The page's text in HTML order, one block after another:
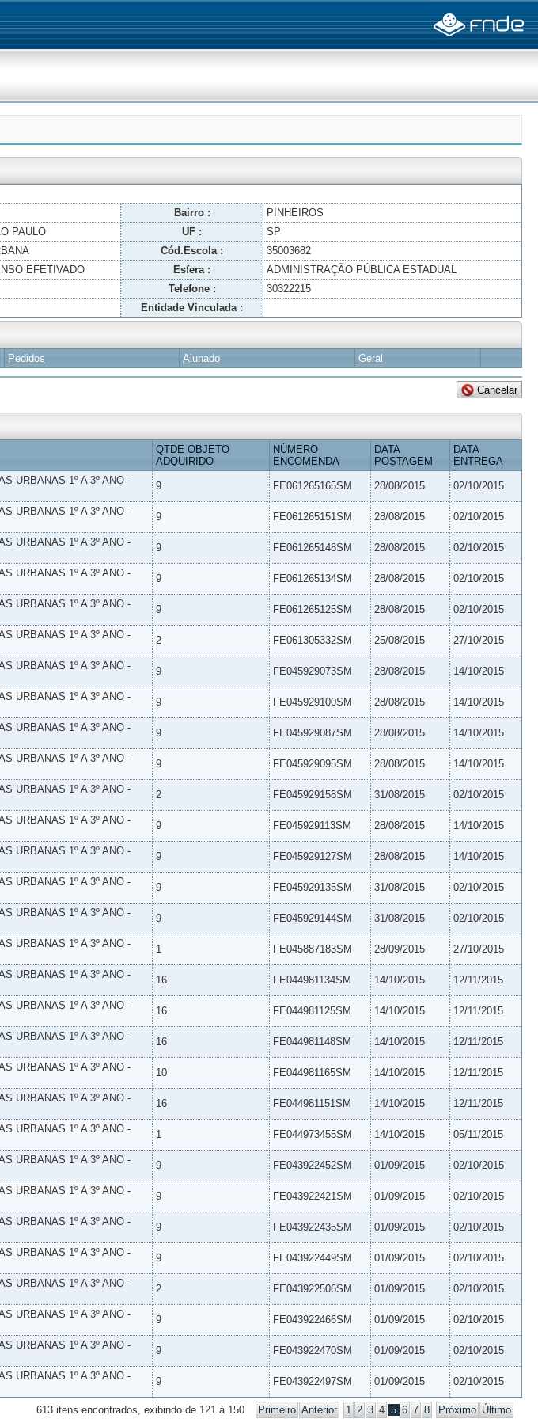
Bairro :
PINHEIROS
PAULO UF :
SP
Cód.Escola :
35003682
EFETIVADO Esfera :
ADMINISTRAÇÃO PÚBLICA ESTADUAL
Telefone :
30322215
Entidade Vinculada :
Pedidos Alunado Geral
QTDE OBJETO
ADQUIRIDO
NÚMERO
ENCOMENDA
DATA
POSTAGEM
DATA
ENTREGA
URBANAS 1º A 3º ANO -
9 FE061265165SM 28/08/2015 02/10/2015
URBANAS 1º A 3º ANO -
9 FE061265151SM 28/08/2015 02/10/2015
URBANAS 1º A 3º ANO -
9 FE061265148SM 28/08/2015 02/10/2015
URBANAS 1º A 3º ANO -
9 FE061265134SM 28/08/2015 02/10/2015
URBANAS 1º A 3º ANO -
9 FE061265125SM 28/08/2015 02/10/2015
URBANAS 1º A 3º ANO -
2 FE061305332SM 25/08/2015 27/10/2015
URBANAS 1º A 3º ANO -
9 FE045929073SM 28/08/2015 14/10/2015
URBANAS 1º A 3º ANO -
9 FE045929100SM 28/08/2015 14/10/2015
URBANAS 1º A 3º ANO -
9 FE045929087SM 28/08/2015 14/10/2015
URBANAS 1º A 3º ANO -
9 FE045929095SM 28/08/2015 14/10/2015
URBANAS 1º A 3º ANO -
2 FE045929158SM 31/08/2015 02/10/2015
URBANAS 1º A 3º ANO -
9 FE045929113SM 28/08/2015 14/10/2015
URBANAS 1º A 3º ANO -
9 FE045929127SM 28/08/2015 14/10/2015
URBANAS 1º A 3º ANO -
9 FE045929135SM 31/08/2015 02/10/2015
URBANAS 1º A 3º ANO -
9 FE045929144SM 31/08/2015 02/10/2015
URBANAS 1º A 3º ANO -
1 FE045887183SM 28/09/2015 27/10/2015
URBANAS 1º A 3º ANO -
16 FE044981134SM 14/10/2015 12/11/2015
URBANAS 1º A 3º ANO -
16 FE044981125SM 14/10/2015 12/11/2015
URBANAS 1º A 3º ANO -
16 FE044981148SM 14/10/2015 12/11/2015
URBANAS 1º A 3º ANO -
10 FE044981165SM 14/10/2015 12/11/2015
URBANAS 1º A 3º ANO -
16 FE044981151SM 14/10/2015 12/11/2015
URBANAS 1º A 3º ANO -
1 FE044973455SM 14/10/2015 05/11/2015
URBANAS 1º A 3º ANO -
9 FE043922452SM 01/09/2015 02/10/2015
URBANAS 1º A 3º ANO -
9 FE043922421SM 01/09/2015 02/10/2015
URBANAS 1º A 3º ANO -
9 FE043922435SM 01/09/2015 02/10/2015
URBANAS 1º A 3º ANO -
9 FE043922449SM 01/09/2015 02/10/2015
URBANAS 1º A 3º ANO -
2 FE043922506SM 01/09/2015 02/10/2015
URBANAS 1º A 3º ANO -
9 FE043922466SM 01/09/2015 02/10/2015
URBANAS 1º A 3º ANO -
9 FE043922470SM 01/09/2015 02/10/2015
URBANAS 1º A 3º ANO -
9 FE043922497SM 01/09/2015 02/10/2015
613 itens encontrados, exibindo de 121 à 150. Primeiro Anterior 1 2 3 4 5 6 7 8 Próximo Último